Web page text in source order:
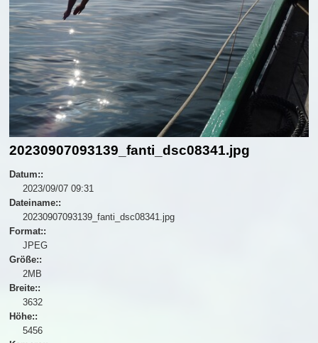
20230907093139_fanti_dsc08341.jpg
Datum::
2023/09/07 09:31
Dateiname::
20230907093139_fanti_dsc08341.jpg
Format::
JPEG
Größe::
2MB
Breite::
3632
Höhe::
5456